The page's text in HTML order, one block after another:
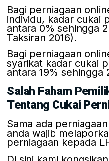
Bagi perniagaan
individu, kadar cukai
antara 0% sehingga
Taksiran 2016).
Bagi perniagaan
syarikat kadar cukai
antara 19% sehingga
Salah Faham
Tentang Cukai
Sama ada
anda wajib
perniagaan kepada